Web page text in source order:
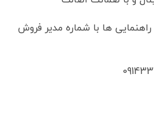
ها با شماره مدیر فروش